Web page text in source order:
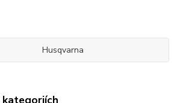
Husqvarna
kategoriích